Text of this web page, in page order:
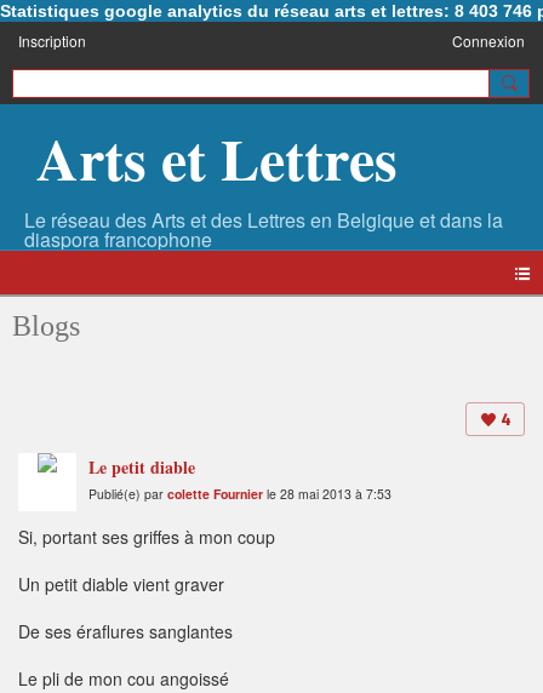
Statistiques google analytics du réseau arts et lettres: 8 403 746
Inscription Connexion
Arts et Lettres
Blogs
4
Le petit diable
Publié(e) par colette Fournier le 28 mai 2013 à 7:53
Si, portant ses griffes à mon coup
Un petit diable vient graver
De ses éraflures sanglantes
Le pli de mon cou angoissé